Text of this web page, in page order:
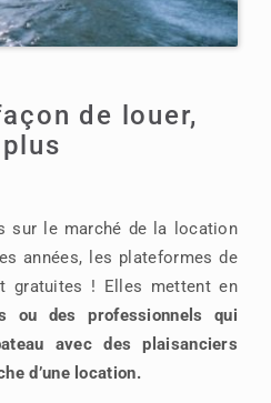
de louer,
sur le marché de la location
années, les plateformes de
gratuites ! Elles mettent en
ou des professionnels qui
avec des plaisanciers
d’une location.